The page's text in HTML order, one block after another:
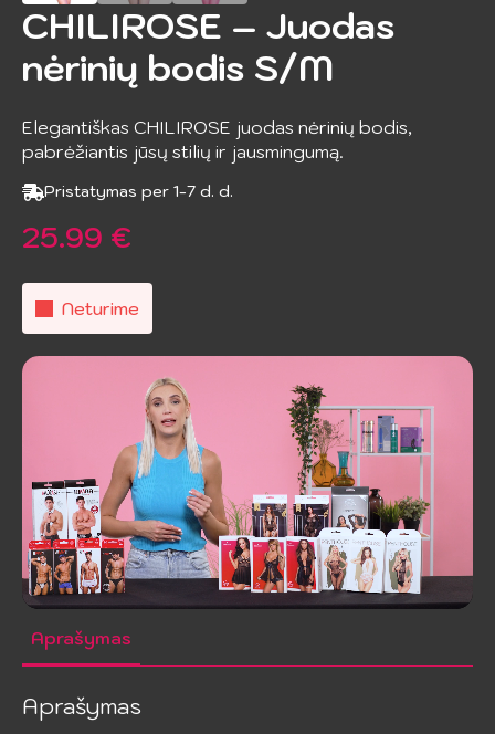
CHILIROSE – Juodas
nėrinių bodis S/M
Elegantiškas CHILIROSE juodas nėrinių bodis,
pabrėžiantis jūsų stilių ir jausmingumą.
Pristatymas per 1-7 d. d.
25.99 €
Neturime
Aprašymas
Aprašymas